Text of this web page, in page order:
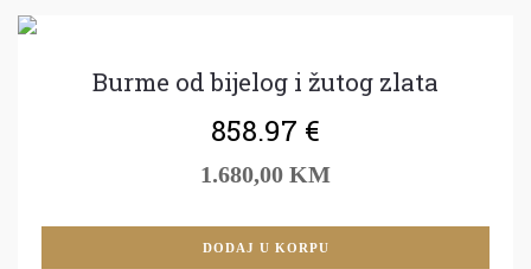
Burme od bijelog i žutog zlata
858.97 €
1.680,00 KM
DODAJ U KORPU